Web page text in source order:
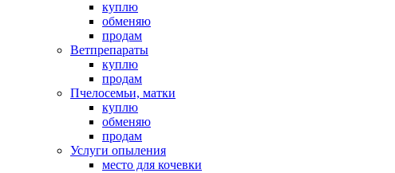
куплю
обменяю
продам
Ветпрепараты
куплю
продам
Пчелосемьи, матки
куплю
обменяю
продам
Услуги опыления
место для кочевки